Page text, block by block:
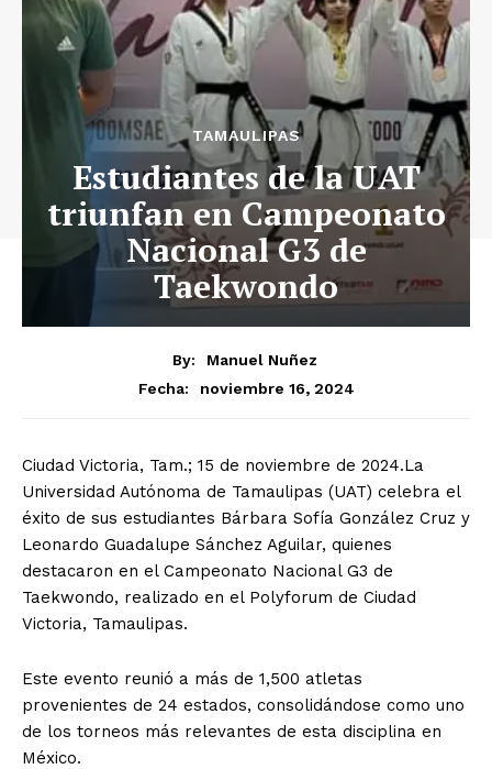
TAMAULIPAS
Estudiantes de la UAT
triunfan en Campeonato
Nacional G3 de
Taekwondo
By:
Manuel Nuñez
Fecha:
noviembre 16, 2024
Ciudad Victoria, Tam.; 15 de noviembre de 2024.La
Universidad Autónoma de Tamaulipas (UAT) celebra el
éxito de sus estudiantes Bárbara Sofía González Cruz y
Leonardo Guadalupe Sánchez Aguilar, quienes
destacaron en el Campeonato Nacional G3 de
Taekwondo, realizado en el Polyforum de Ciudad
Victoria, Tamaulipas.
Este evento reunió a más de 1,500 atletas
provenientes de 24 estados, consolidándose como uno
de los torneos más relevantes de esta disciplina en
México.